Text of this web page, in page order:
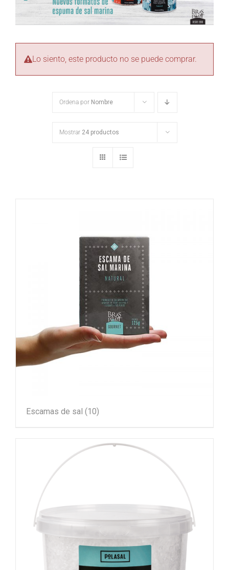
Lo siento, este producto no se puede comprar.
Ordena por Nombre
Mostrar 24 productos
Escamas de sal (10)